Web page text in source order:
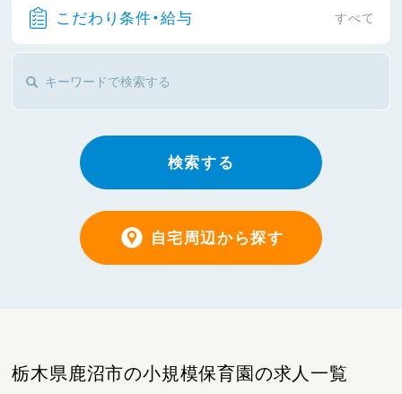
こだわり条件・給与 すべて
検索する
自宅周辺から探す
栃木県鹿沼市の小規模保育園の求人一覧